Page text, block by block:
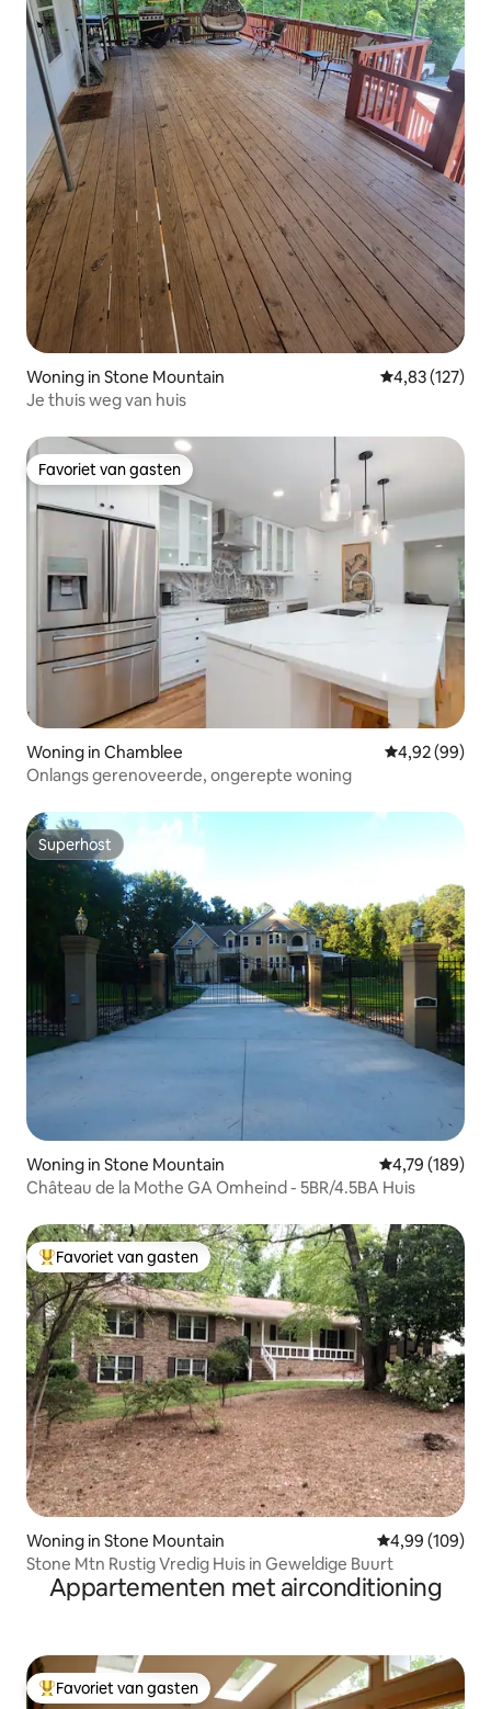
Woning in Stone Mountain Gemiddelde
4,83 (127)
Je thuis weg van huis
Favoriet van gasten
Favoriet van gasten
Woning in Chamblee Gemiddelde
4,92 (99)
Onlangs gerenoveerde, ongerepte woning
Superhost
Superhost
Woning in Stone Mountain Gemiddelde
4,79 (189)
Château de la Mothe GA Omheind - 5BR/4.5BA Huis
Topfavoriet van gasten
Favoriet van gasten
Woning in Stone Mountain Gemiddelde
4,99 (109)
Stone Mtn Rustig Vredig Huis in Geweldige Buurt
Appartementen met airconditioning
Topfavoriet van gasten
Favoriet van gasten